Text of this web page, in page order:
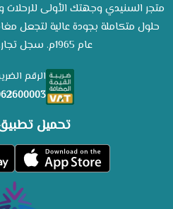
متجر السنيدي وجهتك الأولى للرحلات
حلول متكاملة بجودة عالية لتجعل
عام 1965م. سجل تجاري 1131027902
الرقم
تحميل